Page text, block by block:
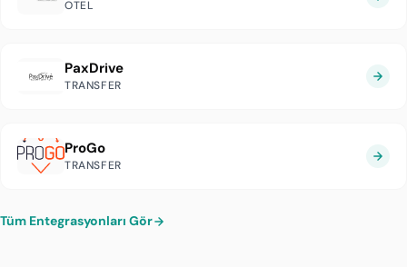
OTEL
PaxDrive
TRANSFER
ProGo
TRANSFER
Tüm Entegrasyonları Gör